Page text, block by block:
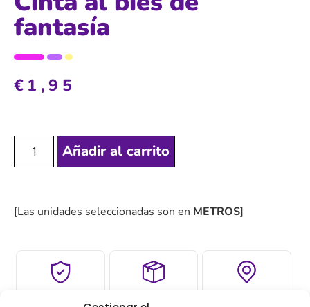
fantasía
€ 1,95
Añadir al carrito
[Las unidades seleccionadas son en METROS]